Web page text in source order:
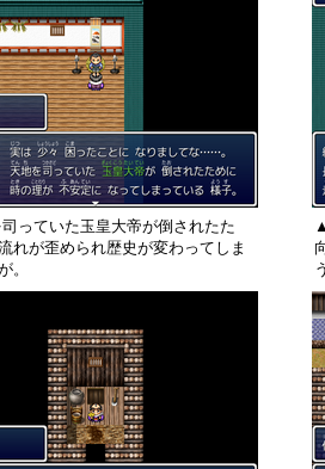
っていた玉皇大帝が倒されたた
れが歪められ歴史が変わってしま
。